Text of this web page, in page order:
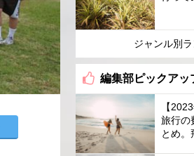
ジャンル別
編集部ピックアッ
【
旅行の
とめ。